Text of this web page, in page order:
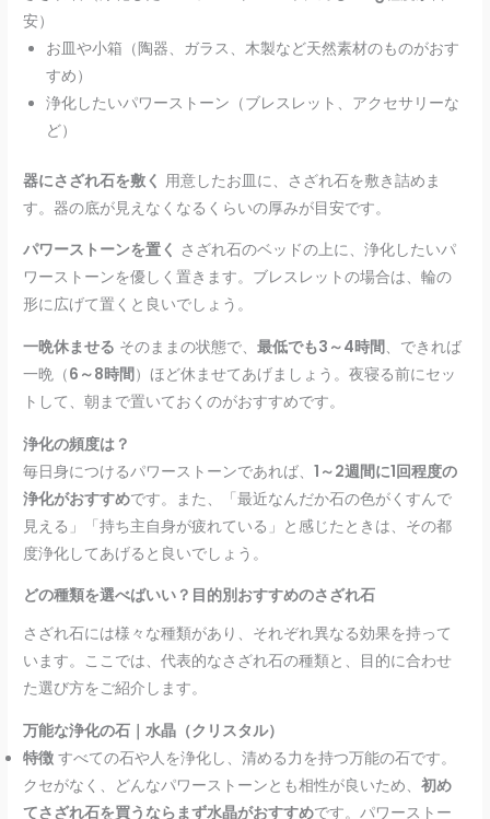
安）
お皿や小箱（陶器、ガラス、木製など天然素材のものがおす
すめ）
浄化したいパワーストーン（ブレスレット、アクセサリーな
ど）
器にさざれ石を敷く 用意したお皿に、さざれ石を敷き詰めま
す。器の底が見えなくなるくらいの厚みが目安です。
パワーストーンを置く さざれ石のベッドの上に、浄化したいパ
ワーストーンを優しく置きます。ブレスレットの場合は、輪の
形に広げて置くと良いでしょう。
一晩休ませる そのままの状態で、最低でも3～4時間、できれば
一晩（6～8時間）ほど休ませてあげましょう。夜寝る前にセッ
トして、朝まで置いておくのがおすすめです。
浄化の頻度は？
毎日身につけるパワーストーンであれば、1～2週間に1回程度の
浄化がおすすめです。また、「最近なんだか石の色がくすんで
見える」「持ち主自身が疲れている」と感じたときは、その都
度浄化してあげると良いでしょう。
どの種類を選べばいい？目的別おすすめのさざれ石
さざれ石には様々な種類があり、それぞれ異なる効果を持って
います。ここでは、代表的なさざれ石の種類と、目的に合わせ
た選び方をご紹介します。
万能な浄化の石｜水晶（クリスタル）
特徴 すべての石や人を浄化し、清める力を持つ万能の石です。
クセがなく、どんなパワーストーンとも相性が良いため、初め
てさざれ石を買うならまず水晶がおすすめです。パワーストー